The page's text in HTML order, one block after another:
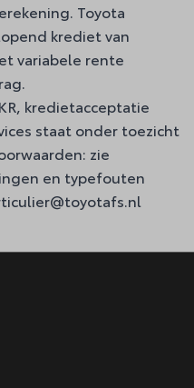
Toyota
krediet van
variabele rente
kredietacceptatie
staat onder toezicht
zie
en typefouten